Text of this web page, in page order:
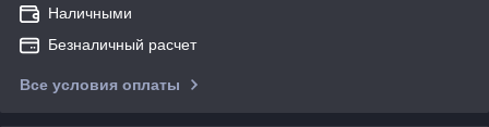
Наличными
Безналичный расчет
Все условия оплаты